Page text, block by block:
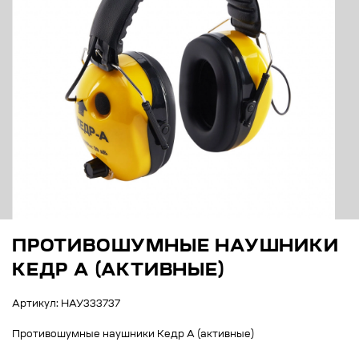
ПРОТИВОШУМНЫЕ НАУШНИКИ
КЕДР А (АКТИВНЫЕ)
Артикул: НАУ333737
Противошумные наушники Кедр А (активные)